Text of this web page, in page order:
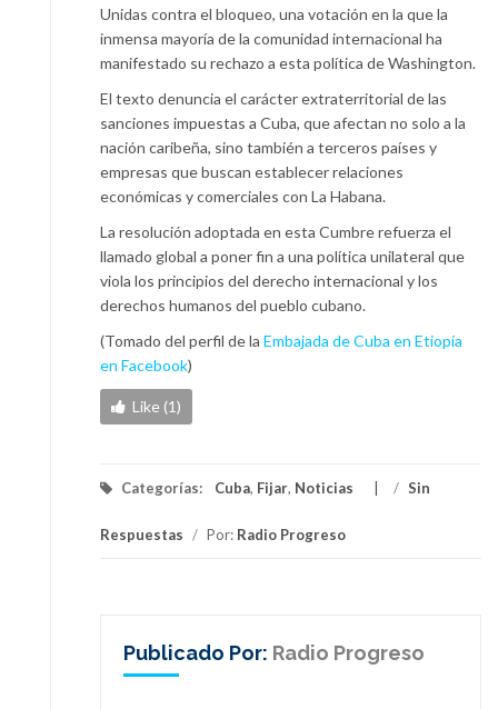
Unidas contra el bloqueo, una votación en la que la
inmensa mayoría de la comunidad internacional ha
manifestado su rechazo a esta política de Washington.
El texto denuncia el carácter extraterritorial de las
sanciones impuestas a Cuba, que afectan no solo a la
nación caribeña, sino también a terceros países y
empresas que buscan establecer relaciones
económicas y comerciales con La Habana.
La resolución adoptada en esta Cumbre refuerza el
llamado global a poner fin a una política unilateral que
viola los principios del derecho internacional y los
derechos humanos del pueblo cubano.
(Tomado del perfil de la Embajada de Cuba en Etiopía
en Facebook)
Like (1)
Categorías: Cuba, Fijar, Noticias / Sin
Respuestas / Por: Radio Progreso
Publicado Por: Radio Progreso